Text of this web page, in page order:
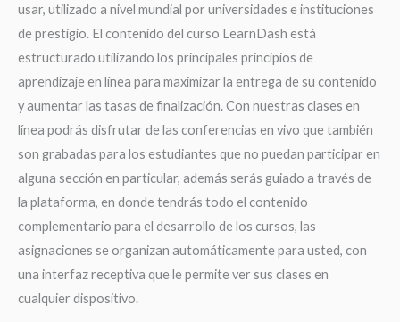
usar, utilizado a nivel mundial por universidades e instituciones
de prestigio. El contenido del curso LearnDash está
estructurado utilizando los principales principios de
aprendizaje en línea para maximizar la entrega de su contenido
y aumentar las tasas de finalización. Con nuestras clases en
línea podrás disfrutar de las conferencias en vivo que también
son grabadas para los estudiantes que no puedan participar en
alguna sección en particular, además serás guiado a través de
la plataforma, en donde tendrás todo el contenido
complementario para el desarrollo de los cursos, las
asignaciones se organizan automáticamente para usted, con
una interfaz receptiva que le permite ver sus clases en
cualquier dispositivo.